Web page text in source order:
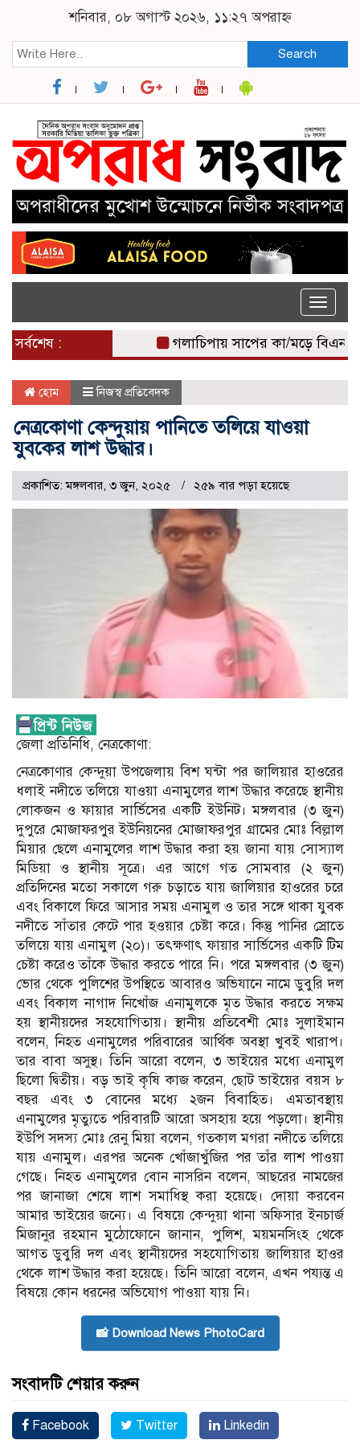
শনিবার, ০৮ অগাস্ট ২০২৬, ১১:২৭ অপরাহ্ন
Search
Toggle
সর্বশেষ : গলাচিপায় সাপের কা/মড়ে বিএনপি
হোম নিজস্ব প্রতিবেদক
নেত্রকোণা কেন্দুয়ায় পানিতে তলিয়ে যাওয়া
যুবকের লাশ উদ্ধার।
প্রকাশিত: মঙ্গলবার, ৩ জুন, ২০২৫ ২৫৯ বার পড়া হয়েছে
জেলা প্রতিনিধি, নেত্রকোণা:
নেত্রকোণার কেন্দুয়া উপজেলায় বিশ ঘন্টা পর জালিয়ার হাওরের
ধলাই নদীতে তলিয়ে যাওয়া এনামুলের লাশ উদ্ধার করেছে স্থানীয়
লোকজন ও ফায়ার সার্ভিসের একটি ইউনিট। মঙ্গলবার (৩ জুন)
দুপুরে মোজাফরপুর ইউনিয়নের মোজাফরপুর গ্রামের মোঃ বিল্লাল
মিয়ার ছেলে এনামুলের লাশ উদ্ধার করা হয় জানা যায় সোস্যাল
মিডিয়া ও স্থানীয় সূত্রে। এর আগে গত সোমবার (২ জুন)
প্রতিদিনের মতো সকালে গরু চড়াতে যায় জালিয়ার হাওরের চরে
এবং বিকালে ফিরে আসার সময় এনামুল ও তার সঙ্গে থাকা যুবক
নদীতে সাঁতার কেটে পার হওয়ার চেষ্টা করে। কিন্তু পানির স্রোতে
তলিয়ে যায় এনামুল (২০)। তৎক্ষণাৎ ফায়ার সার্ভিসের একটি টিম
চেষ্টা করেও তাঁকে উদ্ধার করতে পারে নি। পরে মঙ্গলবার (৩ জুন)
ভোর থেকে পুলিশের উপস্থিতে আবারও অভিযানে নামে ডুবুরি দল
এবং বিকাল নাগাদ নিখোঁজ এনামুলকে মৃত উদ্ধার করতে সক্ষম
হয় স্থানীয়দের সহযোগিতায়। স্থানীয় প্রতিবেশী মোঃ সুলাইমান
বলেন, নিহত এনামুলের পরিবারের আর্থিক অবস্থা খুবই খারাপ।
তার বাবা অসুস্থ। তিনি আরো বলেন, ৩ ভাইয়ের মধ্যে এনামুল
ছিলো দ্বিতীয়। বড় ভাই কৃষি কাজ করেন, ছোট ভাইয়ের বয়স ৮
বছর এবং ৩ বোনের মধ্যে ২জন বিবাহিত। এমতাবস্থায়
এনামুলের মৃত্যুতে পরিবারটি আরো অসহায় হয়ে পড়লো। স্থানীয়
ইউপি সদস্য মোঃ রেনু মিয়া বলেন, গতকাল মগরা নদীতে তলিয়ে
যায় এনামুল। এরপর অনেক খোঁজাখুঁজির পর তাঁর লাশ পাওয়া
গেছে। নিহত এনামুলের বোন নাসরিন বলেন, আছরের নামজের
পর জানাজা শেষে লাশ সমাধিস্থ করা হয়েছে। দোয়া করবেন
আমার ভাইয়ের জন্যে। এ বিষয়ে কেন্দুয়া থানা অফিসার ইনচার্জ
মিজানুর রহমান মুঠোফোনে জানান, পুলিশ, ময়মনসিংহ থেকে
আগত ডুবুরি দল এবং স্থানীয়দের সহযোগিতায় জালিয়ার হাওর
থেকে লাশ উদ্ধার করা হয়েছে। তিনি আরো বলেন, এখন পয্যন্ত এ
বিষয়ে কোন ধরনের অভিযোগ পাওয়া যায় নি।
📸 Download News PhotoCard
সংবাদটি শেয়ার করুন
Facebook Twitter Linkedin